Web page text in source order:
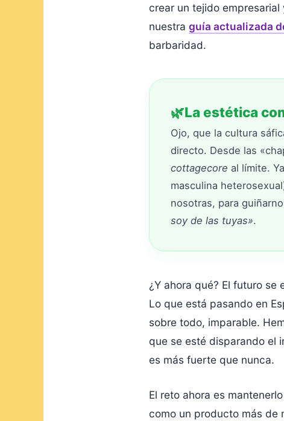
crear un tejido
nuestra guía actualizada
barbaridad.
🌿La estética
Ojo, que la cultura
directo. Desde las
cottagecore al límite.
masculina
nosotras, para
soy de las tuyas».
¿Y ahora qué? El futuro se
Lo que está pasando en
sobre todo, imparable.
que se esté disparando el
es más fuerte que nunca.
El reto ahora es
como un producto más de